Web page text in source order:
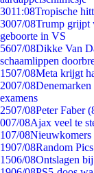
3011:08Tropische
3007/08Trump grijpt
geboorte in VS
5607/08Dikke Van
schaamlippen
1507/08Meta krijgt
2007/08
examens
2507/08Peter Faber
007/08Ajax veel te
107/08Nieuwkomers
1907/08Random
1506/08Ontslagen